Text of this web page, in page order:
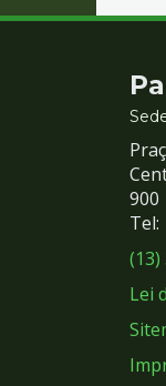
e
900
Tel:
(13)
Lei